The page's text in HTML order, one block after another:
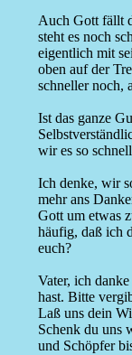
Auch Gott fällt
steht es noch
eigentlich mit
oben auf der
schneller noch,
Ist das ganze
wir es so
Ich denke, wir
mehr ans
Gott um etwas
häufig, daß ich
euch?
Vater, ich
hast. Bitte
Laß uns dein
Schenk du uns
und Schöpfer